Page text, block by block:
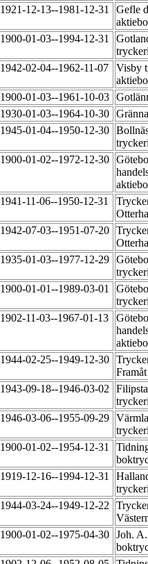
1921-12-13--1981-12-31
Gefle
1900-01-03--1994-12-31
1942-02-04--1962-11-07
Visby
1900-01-03--1961-10-03
1930-01-03--1964-10-30
1945-01-04--1950-12-30
1900-01-02--1972-12-30
1941-11-06--1950-12-31
1942-07-03--1951-07-20
1935-01-03--1977-12-29
1900-01-01--1989-03-01
1902-11-03--1967-01-13
1944-02-25--1949-12-30
1943-09-18--1946-03-02
1946-03-06--1955-09-29
1900-01-02--1954-12-31
1919-12-16--1994-12-31
1944-03-24--1949-12-22
1900-01-02--1975-04-30 Joh.